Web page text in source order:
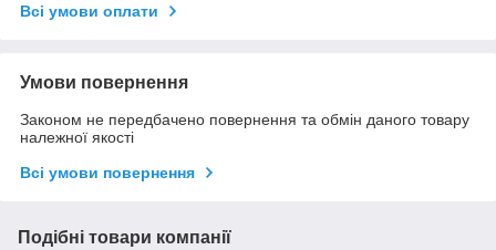
Всі умови оплати
Умови повернення
Законом не передбачено повернення та обмін даного товару
належної якості
Всі умови повернення
Подібні товари компанії